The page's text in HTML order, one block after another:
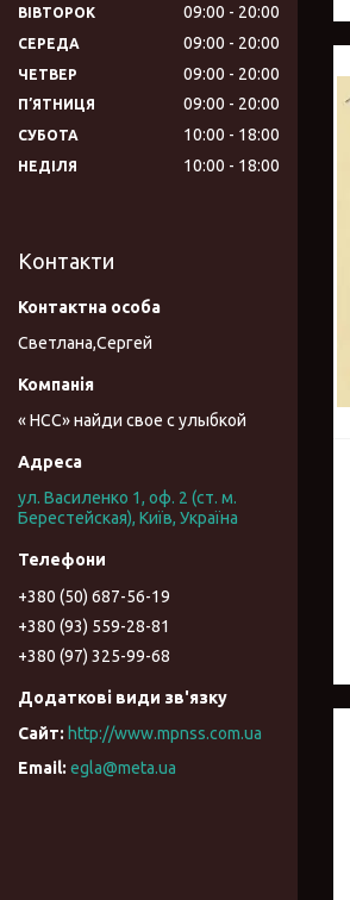
ВІВТОРОК 09:00 20:00
СЕРЕДА 09:00 20:00
ЧЕТВЕР 09:00 20:00
ПʼЯТНИЦЯ 09:00 20:00
СУБОТА 10:00 18:00
НЕДІЛЯ 10:00 18:00
Контакти
Светлана,Сергей
« НСС» найди свое с улыбкой
ул. Василенко 1, оф. 2 (ст. м.
Берестейская), Київ, Україна
+380 (50) 687-56-19
+380 (93) 559-28-81
+380 (97) 325-99-68
http://www.mpnss.com.ua
egla@meta.ua